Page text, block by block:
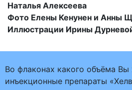
Наталья Алексеева
Фото Елены Кенунен и Анны
Иллюстрации Ирины
Во флаконах какого объёма Вы
инъекционные препараты